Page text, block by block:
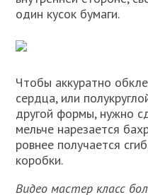
один кусок бумаги.
Чтобы аккуратно
сердца, или
другой формы, нужно
мельче нарезается
ровнее получается
коробки.
Видео мастер класс